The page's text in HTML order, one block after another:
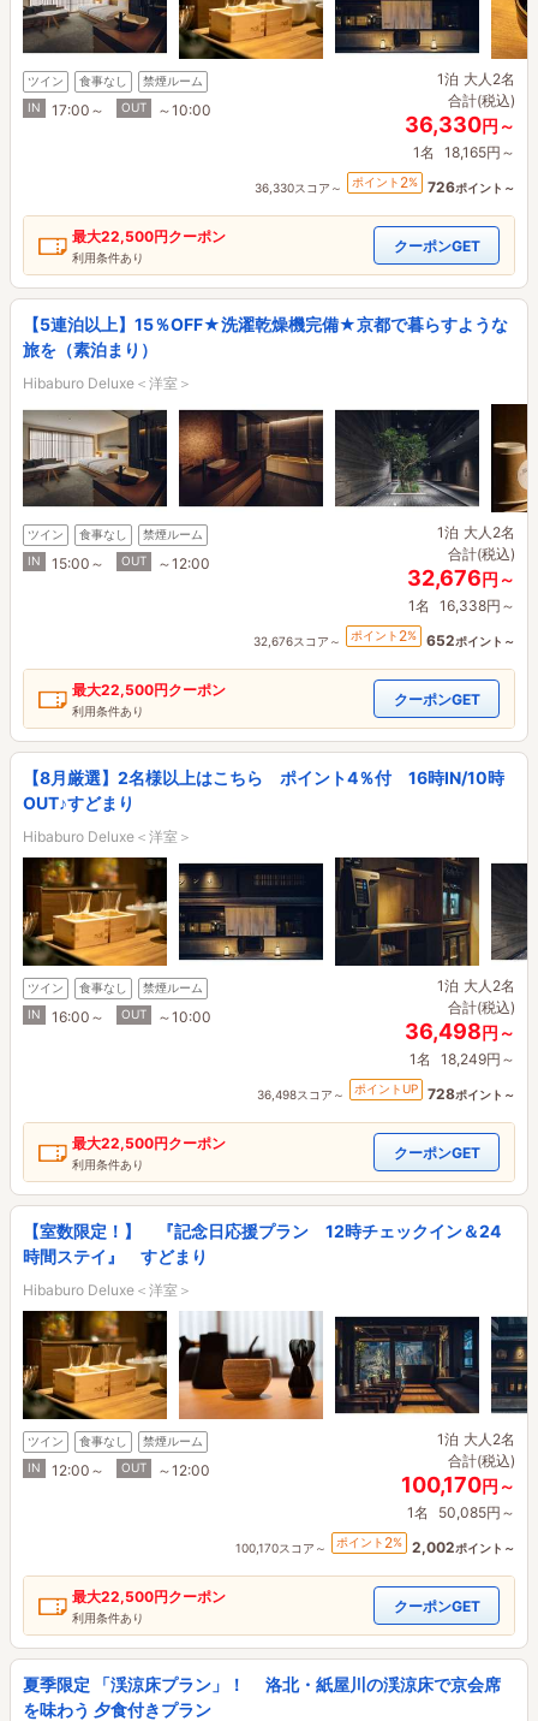
ツイン 食事なし
禁煙ルーム
IN
17:00～ OUT ～10:00
1泊 大人2名
合計(税込)
36,330円～
1名 18,165円～
36,330スコア～ ポイント 2% 726ポイント～
最大22,500円クーポン
利用条件あり
クーポンGET
【5連泊以上】15％OFF★洗濯乾燥機完備★京都で暮らすような
旅を（素泊まり）
Hibaburo Deluxe＜洋室＞
ツイン 食事なし
禁煙ルーム
IN
15:00～ OUT ～12:00
1泊 大人2名
合計(税込)
32,676円～
1名 16,338円～
32,676スコア～ ポイント 2% 652ポイント～
最大22,500円クーポン
利用条件あり
クーポンGET
【8月厳選】2名様以上はこちら ポイント4％付 16時IN/10時
OUT♪すどまり
Hibaburo Deluxe＜洋室＞
ツイン 食事なし
禁煙ルーム
IN
16:00～ OUT ～10:00
1泊 大人2名
合計(税込)
36,498円～
1名 18,249円～
36,498スコア～ ポイントUP 728ポイント～
最大22,500円クーポン
利用条件あり
クーポンGET
【室数限定！】 『記念日応援プラン 12時チェックイン＆24
時間ステイ』 すどまり
Hibaburo Deluxe＜洋室＞
ツイン 食事なし
禁煙ルーム
IN
12:00～ OUT ～12:00
1泊 大人2名
合計(税込)
100,170円～
1名 50,085円～
100,170スコア～ ポイント 2% 2,002ポイント～
最大22,500円クーポン
利用条件あり
クーポンGET
夏季限定 「渓涼床プラン」！ 洛北・紙屋川の渓涼床で京会席
を味わう 夕食付きプラン